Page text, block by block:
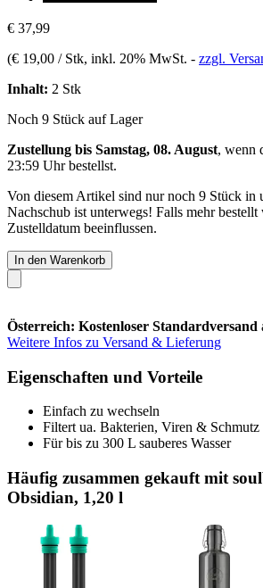
€ 37,99
(€ 19,00 / Stk, inkl. 20% MwSt. - zzgl.
Inhalt: 2 Stk
Noch 9 Stück auf Lager
Zustellung bis Samstag, 08. August, wenn
23:59 Uhrbestellst.
Von diesem Artikel sind nur noch 9 Stück in
Nachschub ist unterwegs! Falls mehr
Zustelldatum beeinflussen.
In den Warenkorb
Österreich: Kostenloser Standardversand
Weitere Infos zu Versand & Lieferung
Eigenschaften und Vorteile
Einfach zu wechseln
Filtert ua. Bakterien, Viren & Schmutz
Für bis zu 300 L sauberes Wasser
Häufig zusammen gekauft mit
Obsidian, 1,20 l